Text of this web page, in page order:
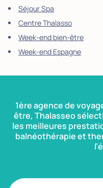
Séjour Spa
Centre Thalasso
Week-end bien-être
Week-end Espagne
1ère agence de
être, Thalasseo
les meilleures
balnéothérapie et